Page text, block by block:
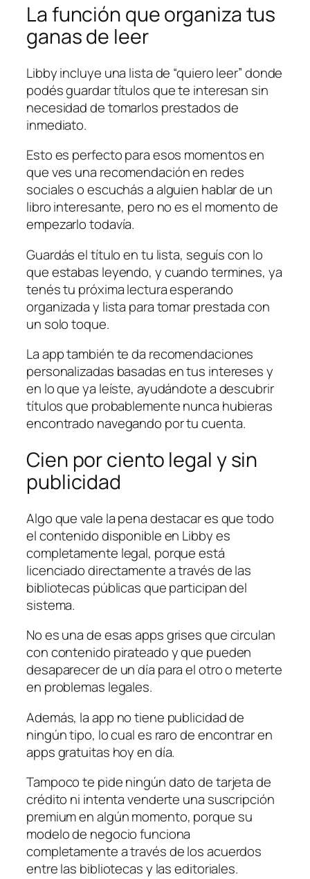
La función que organiza tus
ganas de leer
Libby incluye una lista de “quiero leer” donde
podés guardar títulos que te interesan sin
necesidad de tomarlos prestados de
inmediato.
Esto es perfecto para esos momentos en
que ves una recomendación en redes
sociales o escuchás a alguien hablar de un
libro interesante, pero no es el momento de
empezarlo todavía.
Guardás el título en tu lista, seguís con lo
que estabas leyendo, y cuando termines, ya
tenés tu próxima lectura esperando
organizada y lista para tomar prestada con
un solo toque.
La app también te da recomendaciones
personalizadas basadas en tus intereses y
en lo que ya leíste, ayudándote a descubrir
títulos que probablemente nunca hubieras
encontrado navegando por tu cuenta.
Cien por ciento legal y sin
publicidad
Algo que vale la pena destacar es que todo
el contenido disponible en Libby es
completamente legal, porque está
licenciado directamente a través de las
bibliotecas públicas que participan del
sistema.
No es una de esas apps grises que circulan
con contenido pirateado y que pueden
desaparecer de un día para el otro o meterte
en problemas legales.
Además, la app no tiene publicidad de
ningún tipo, lo cual es raro de encontrar en
apps gratuitas hoy en día.
Tampoco te pide ningún dato de tarjeta de
crédito ni intenta venderte una suscripción
premium en algún momento, porque su
modelo de negocio funciona
completamente a través de los acuerdos
entre las bibliotecas y las editoriales.